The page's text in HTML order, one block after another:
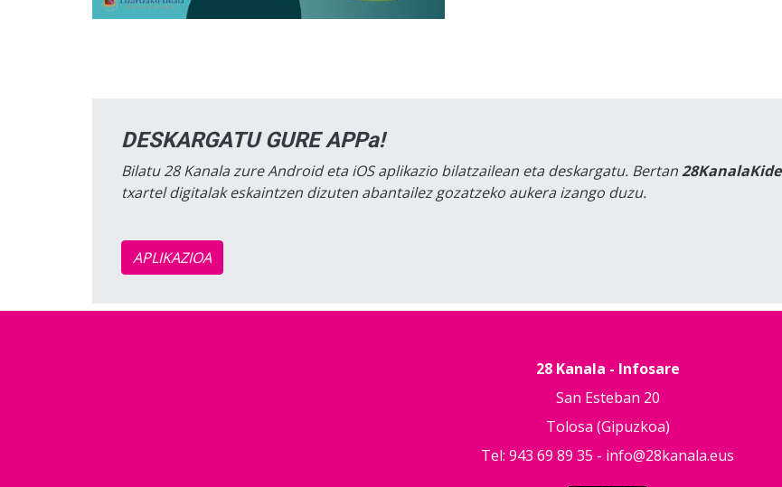
DESKARGATU GURE APPa!
Bilatu 28 Kanala zure Android eta iOS aplikazio bilatzailean eta deskargatu. Bertan28KanalaKide
txartel digitalak eskaintzen dizuten abantailez gozatzeko aukera izango duzu.
APLIKAZIOA
28 Kanala - Infosare
San Esteban 20
Tolosa (Gipuzkoa)
Tel: 943 69 89 35 - info@28kanala.eus